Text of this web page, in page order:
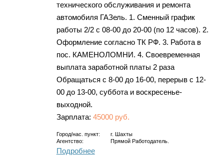
технического обслуживания и ремонта
автомобиля ГАЗель. 1. Сменный график
работы 2/2 с 08-00 до 20-00 (по 12 часов). 2.
Оформление согласно ТК РФ. 3. Работа в
пос. КАМЕНОЛОМНИ. 4. Своевременная
выплата заработной платы 2 раза
Обращаться с 8-00 до 16-00, перерыв с 12-
00 до 13-00, суббота и воскресенье-
выходной.
Зарплата: 45000 руб.
Город/нас. пункт: г.
Шахты
Агентство:
Прямой Работодатель.
Подробнее